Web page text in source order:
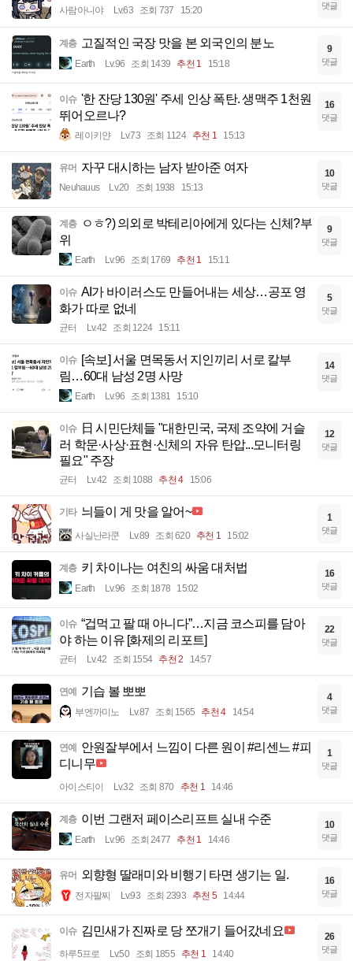
사람아니야 Lv.63 조회 737 15:20 댓글
계층 고질적인 국장 맛을 본 외국인의 분노
Earth Lv.96 조회 1439 추천 1 15:18
9
댓글
이슈 '한 잔당 130원' 주세 인상 폭탄. 생맥주 1천원
뛰어오르나?
레이키얀 Lv.73 조회 1124 추천 1 15:13
16
댓글
유머 자꾸 대시하는 남자 받아준 여자
Neuhauus Lv.20 조회 1938 15:13
10
댓글
계층
ㅇㅎ?) 의외로 박테리아에게 있다는 신체?부
위
Earth Lv.96 조회 1769 추천 1 15:11
9
댓글
이슈 AI가 바이러스도 만들어내는 세상…공포 영
화가 따로 없네
균터 Lv.42 조회 1224 15:11
5
댓글
이슈 [속보] 서울 면목동서 지인끼리 서로 칼부
림…60대 남성 2명 사망
Earth Lv.96 조회 1381 15:10
14
댓글
이슈
日 시민단체들 "대한민국, 국제 조약에 거슬
러 학문·사상·표현·신체의 자유 탄압...모니터링
필요" 주장
균터 Lv.42 조회 1088 추천 4 15:06
12
댓글
기타 늬들이 게 맛을 알어~
사실난라쿤 Lv.89 조회 620 추천 1 15:02
1
댓글
계층 키 차이나는 여친의 싸움 대처법
Earth Lv.96 조회 1878 15:02
16
댓글
이슈 “겁먹고 팔 때 아니다”…지금 코스피를 담아
야 하는 이유 [화제의 리포트]
균터 Lv.42 조회 1554 추천 2 14:57
22
댓글
연예 기습 볼 뽀뽀
부엔까미노 Lv.87 조회 1565 추천 4 14:54
4
댓글
연예
안원잘부에서 느낌이 다른 원이 #리센느 #피
디니무
아이스티이 Lv.32 조회 870 추천 1 14:46
1
댓글
계층 이번 그랜저 페이스리프트 실내 수준
Earth Lv.96 조회 2477 추천 1 14:46
10
댓글
유머 외향형 딸래미와 비행기 타면 생기는 일.
전자팔찌 Lv.93 조회 2393 추천 5 14:44
16
댓글
이슈 김민새가 진짜로 당 쪼개기 들어갔네요
하루5프로 Lv.50 조회 1855 추천 1 14:40
26
댓글